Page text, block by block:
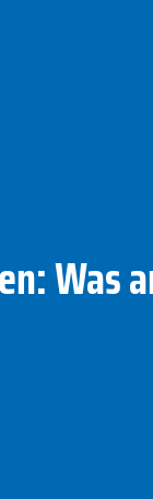
Was